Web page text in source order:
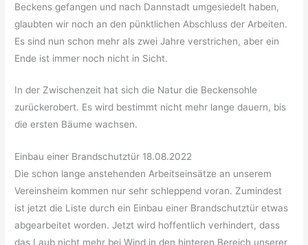
Beckens gefangen und nach Dannstadt umgesiedelt haben,
glaubten wir noch an den pünktlichen Abschluss der Arbeiten.
Es sind nun schon mehr als zwei Jahre verstrichen, aber ein
Ende ist immer noch nicht in Sicht.
In der Zwischenzeit hat sich die Natur die Beckensohle
zurückerobert. Es wird bestimmt nicht mehr lange dauern, bis
die ersten Bäume wachsen.
Einbau einer Brandschutztür 18.08.2022
Die schon lange anstehenden Arbeitseinsätze an unserem
Vereinsheim kommen nur sehr schleppend voran. Zumindest
ist jetzt die Liste durch ein Einbau einer Brandschutztür etwas
abgearbeitet worden. Jetzt wird hoffentlich verhindert, dass
das Laub nicht mehr bei Wind in den hinteren Bereich unserer